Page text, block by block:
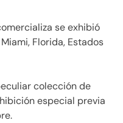
se exhibió
Florida, Estados
colección de
especial previa